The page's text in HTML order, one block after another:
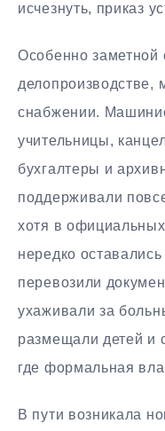
исчезнуть, приказ
Особенно заметной
делопроизводстве,
снабжении.
учительницы,
бухгалтеры и
поддерживали
хотя в
нередко
перевозили
ухаживали за
размещали детей и
где формальная
В пути возникала